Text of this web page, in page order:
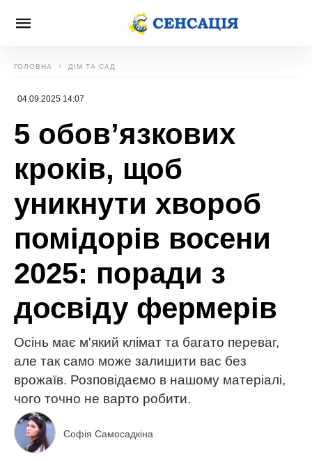
ГОЛОВНА ДІМ ТА САД
04.09.2025 14:07
5 обов’язкових
кроків, щоб
уникнути хвороб
помідорів восени
2025: поради з
досвіду фермерів
Осінь має м'який клімат та багато переваг,
але так само може залишити вас без
врожаїв. Розповідаємо в нашому матеріалі,
чого точно не варто робити.
Софія Самосадкіна